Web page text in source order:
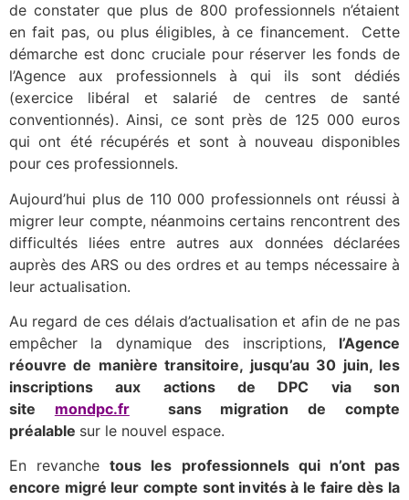
de constater que plus de 800 professionnels n’étaient
en fait pas, ou plus éligibles, à ce financement. Cette
démarche est donc cruciale pour réserver les fonds de
l’Agence aux professionnels à qui ils sont dédiés
(exercice libéral et salarié de centres de santé
conventionnés). Ainsi, ce sont près de 125 000 euros
qui ont été récupérés et sont à nouveau disponibles
pour ces professionnels.
Aujourd’hui plus de 110 000 professionnels ont réussi à
migrer leur compte, néanmoins certains rencontrent des
difficultés liées entre autres aux données déclarées
auprès des ARS ou des ordres et au temps nécessaire à
leur actualisation.
Au regard de ces délais d’actualisation et afin de ne pas
empêcher la dynamique des inscriptions, l’Agence
réouvre de manière transitoire, jusqu’au 30 juin, les
inscriptions aux actions de DPC via son
site mondpc.fr
sans migration de compte
préalable sur le nouvel espace.
En revanchetous les professionnels qui n’ont pas
encore migré leur compte sont invités à le faire dès la